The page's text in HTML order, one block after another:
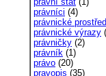
právníci (4)
právnické
právnické výrazy
právničky (2)
právník (1)
právo (20)
pravopis (35)